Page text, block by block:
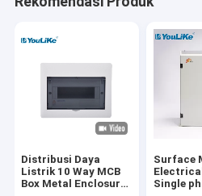
Distribusi Daya
Listrik 10 Way MCB
Box Metal Enclosure
Surface
Single